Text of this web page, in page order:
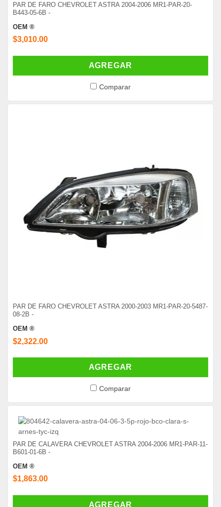
PAR DE FARO CHEVROLET ASTRA 2004-2006 MR1-PAR-20-
B443-05-6B -
OEM ®
$3,010.00
AGREGAR
Comparar
PAR DE FARO CHEVROLET ASTRA 2000-2003 MR1-PAR-20-5487-
08-2B -
OEM ®
$2,322.00
AGREGAR
Comparar
PAR DE CALAVERA CHEVROLET ASTRA 2004-2006 MR1-PAR-11-
B601-01-6B -
OEM ®
$1,863.00
AGREGAR